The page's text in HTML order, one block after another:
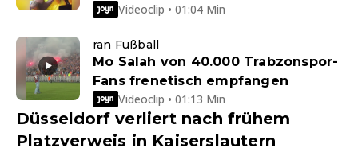
Videoclip • 01:04 Min
ran Fußball
Mo Salah von 40.000 Trabzonspor-
Fans frenetisch empfangen
Videoclip • 01:13 Min
Düsseldorf verliert nach frühem
Platzverweis in Kaiserslautern